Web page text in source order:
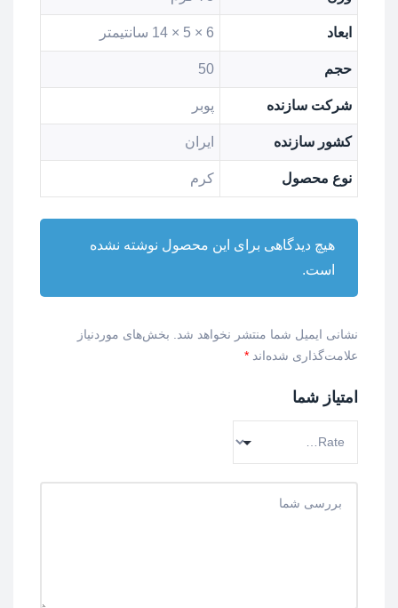
ابعاد 6 × 5 × 14 سانتیمتر
حجم 50
شرکت سازنده پوبر
کشور سازنده ایران
نوع محصول کرم
هیچ دیدگاهی برای این محصول نوشته نشده
است.
نشانی ایمیل شما منتشر نخواهد شد.
بخش‌های موردنیاز
علامت‌گذاری شده‌اند *
امتیاز شما